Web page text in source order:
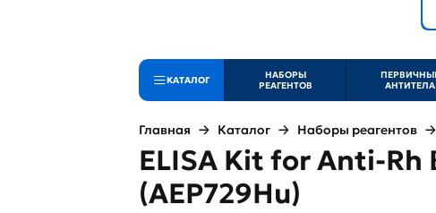
КАТАЛОГ
НАБОРЫ
РЕАГЕНТОВ
АНТИТЕЛА
Главная Каталог Наборы реагентов
ELISA Kit for Anti-
(AEP729Hu)